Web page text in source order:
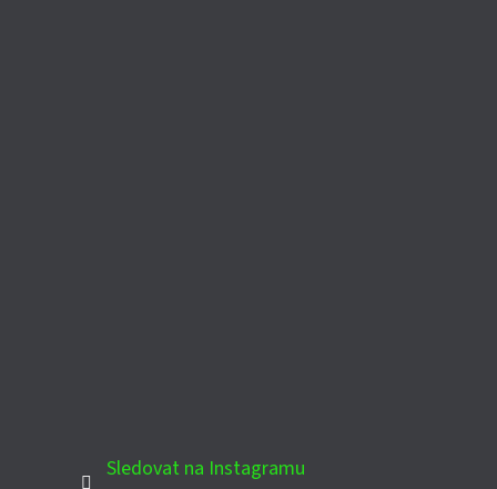
Sledovat na Instagramu